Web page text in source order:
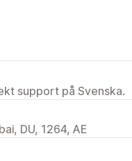
support på Svenska.
DU, 1264, AE